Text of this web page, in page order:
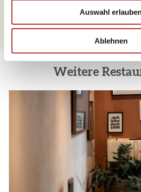
Auswahl
Ablehnen
Anreise planen
Weitere